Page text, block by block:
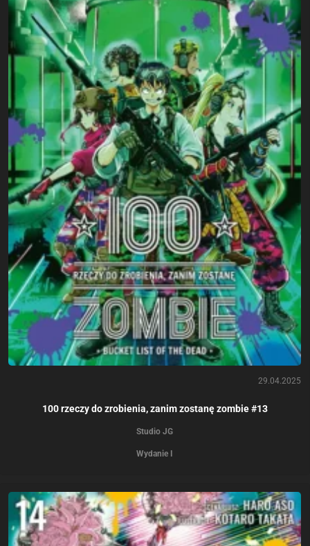
29.04.2025
100 rzeczy do zrobienia, zanim zostanę zombie #13
Studio JG
Wydanie I